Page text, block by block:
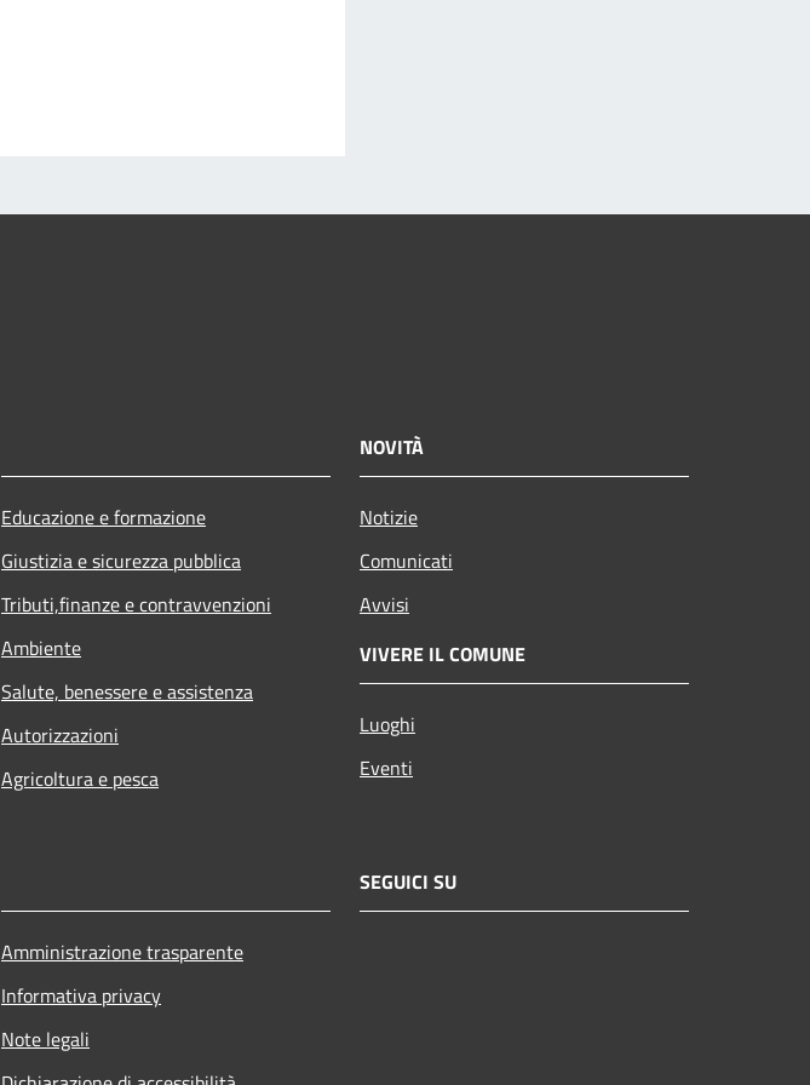
Educazione e formazione
Giustizia e sicurezza pubblica
Tributi,finanze e contravvenzioni
Ambiente
Salute, benessere e assistenza
Autorizzazioni
Agricoltura e pesca
NOVITÀ
Notizie
Comunicati
Avvisi
VIVERE IL COMUNE
Luoghi
Eventi
Amministrazione trasparente
Informativa privacy
Note legali
SEGUICI SU